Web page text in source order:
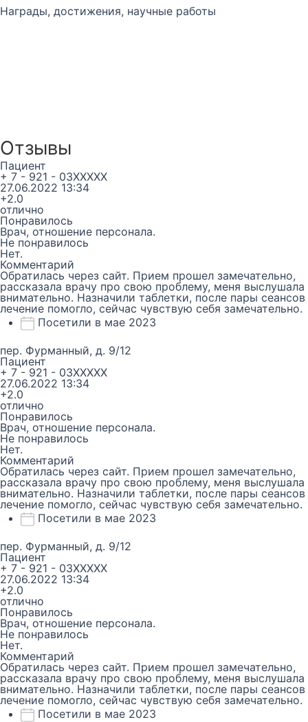
Награды, достижения, научные работы
Отзывы
Пациент
+ 7 - 921 - 03XXXXX
27.06.2022 13:34
+2.0
отлично
Понравилось
Врач, отношение персонала.
Не понравилось
Нет.
Комментарий
Обратилась через сайт. Прием прошел замечательно,
рассказала врачу про свою проблему, меня выслушала
внимательно. Назначили таблетки, после пары сеансов
лечение помогло, сейчас чувствую себя замечательно.
Посетили в мае 2023
пер. Фурманный, д. 9/12
Пациент
+ 7 - 921 - 03XXXXX
27.06.2022 13:34
+2.0
отлично
Понравилось
Врач, отношение персонала.
Не понравилось
Нет.
Комментарий
Обратилась через сайт. Прием прошел замечательно,
рассказала врачу про свою проблему, меня выслушала
внимательно. Назначили таблетки, после пары сеансов
лечение помогло, сейчас чувствую себя замечательно.
Посетили в мае 2023
пер. Фурманный, д. 9/12
Пациент
+ 7 - 921 - 03XXXXX
27.06.2022 13:34
+2.0
отлично
Понравилось
Врач, отношение персонала.
Не понравилось
Нет.
Комментарий
Обратилась через сайт. Прием прошел замечательно,
рассказала врачу про свою проблему, меня выслушала
внимательно. Назначили таблетки, после пары сеансов
лечение помогло, сейчас чувствую себя замечательно.
Посетили в мае 2023